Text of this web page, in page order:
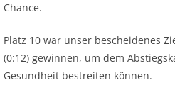
Chance.
Platz 10 war unser bescheidenes
(0:12) gewinnen, um dem
Gesundheit bestreiten können.